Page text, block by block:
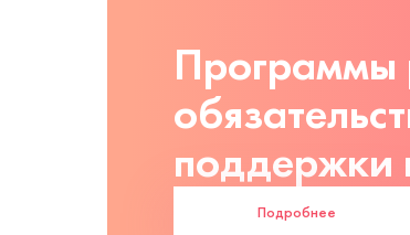
Программы
поддержки
Подробнее